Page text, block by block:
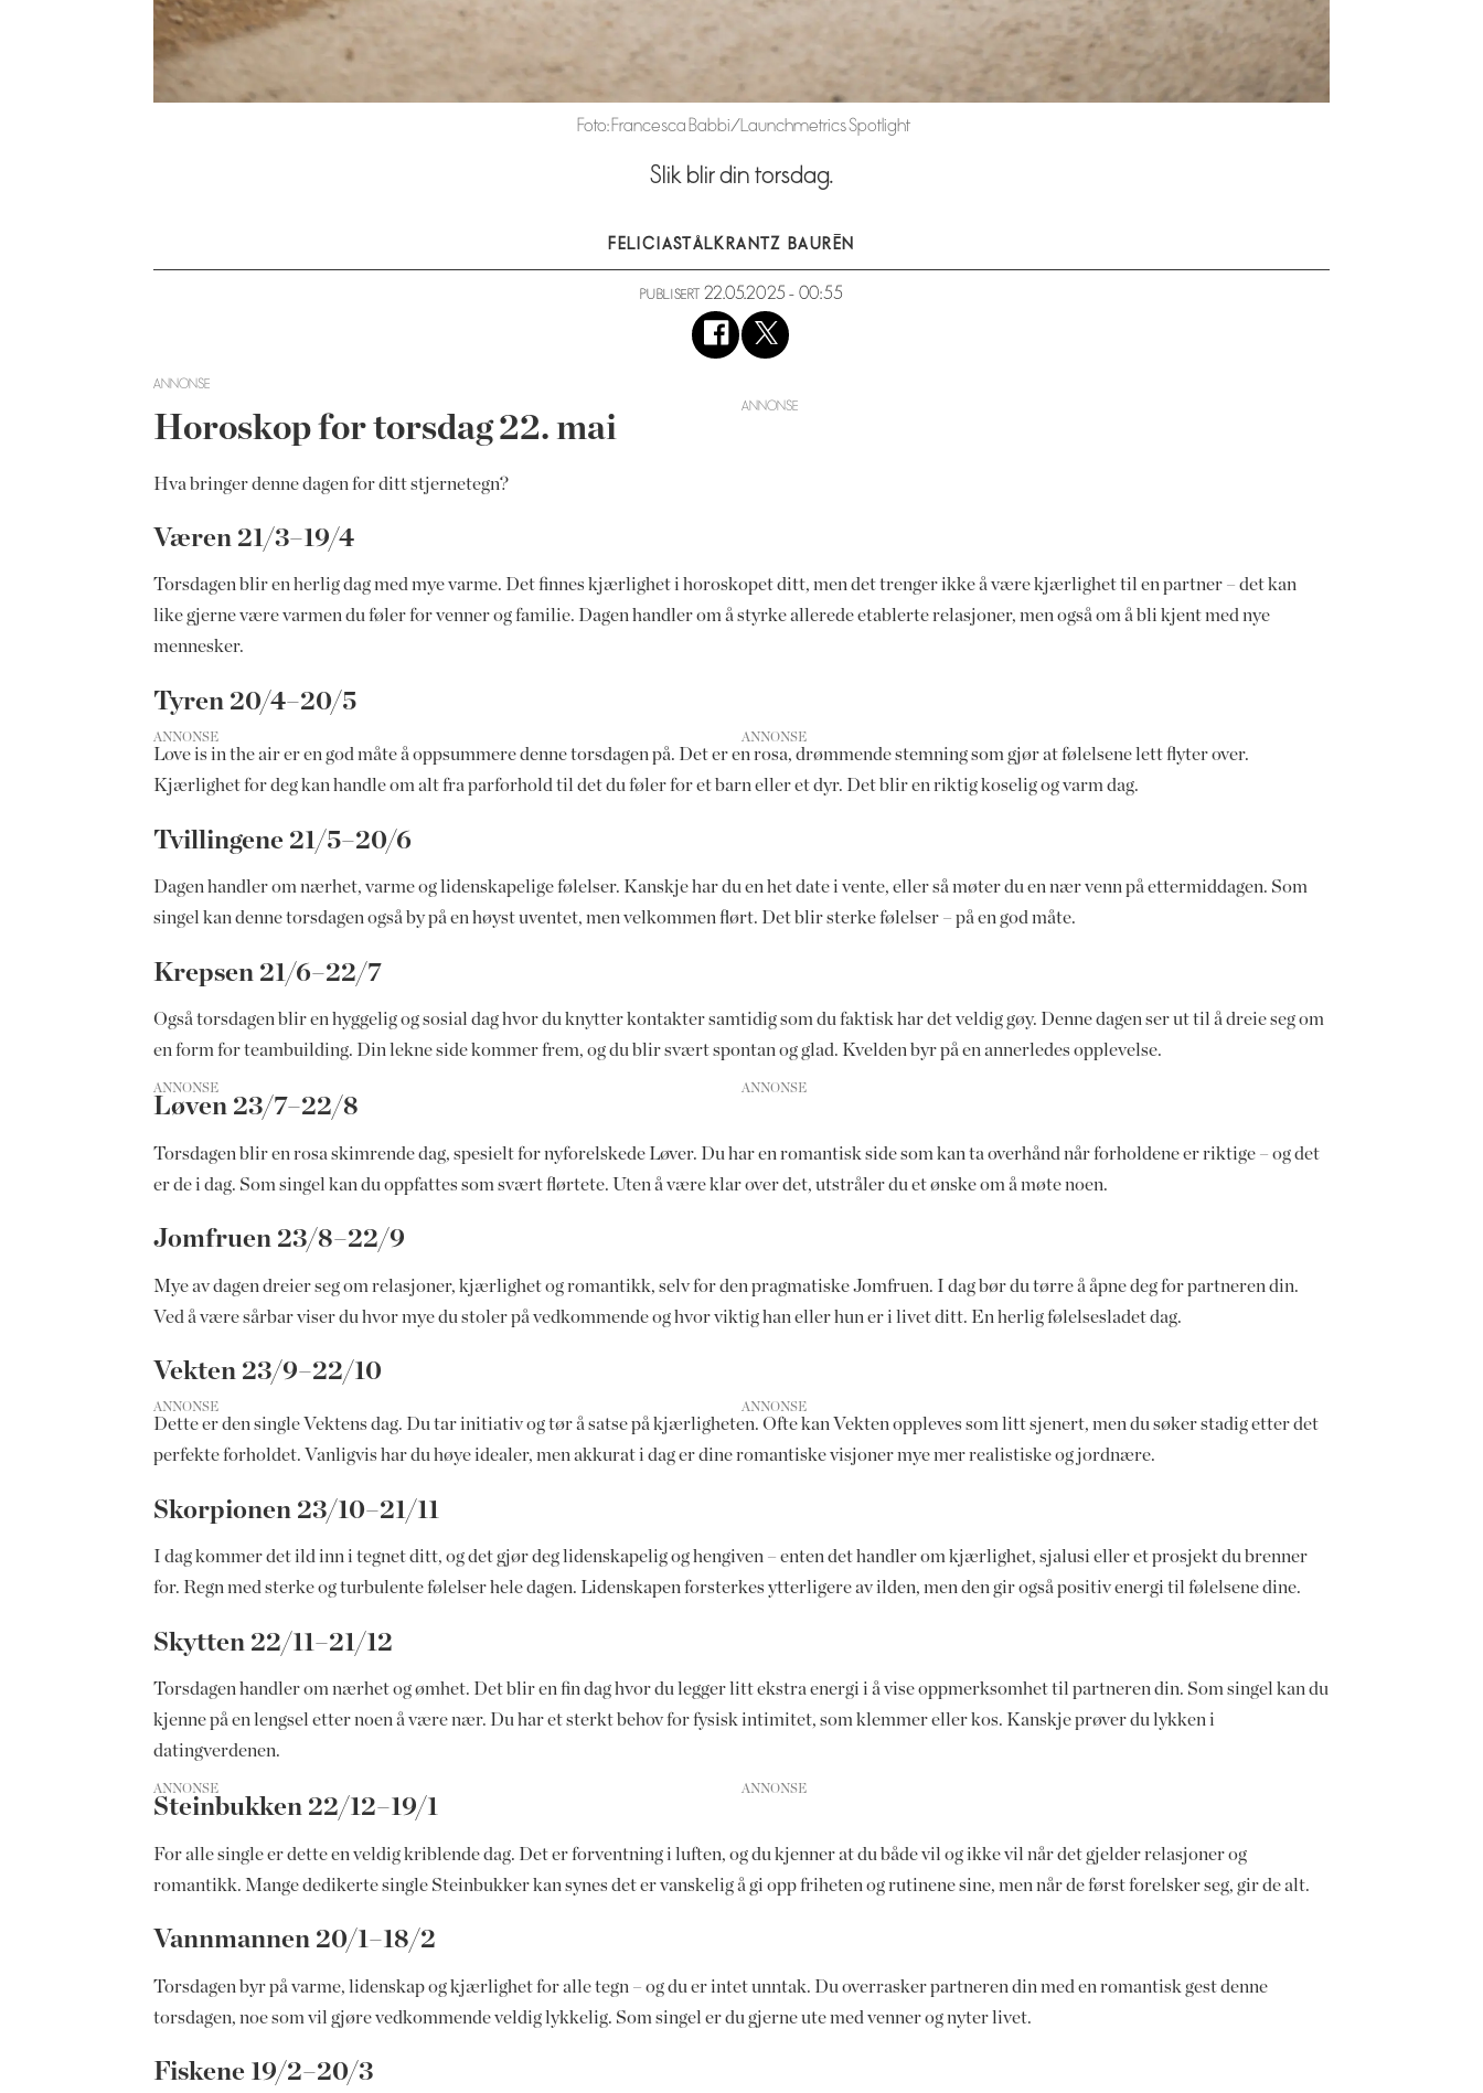
Foto: Francesca Babbi/Launchmetrics Spotlight
Slik blir din torsdag.
FELICIASTÅLKRANTZ BAURÉN
PUBLISERT 22.05.2025 - 00:55
ANNONSE
Horoskop for torsdag 22. mai
Hva bringer denne dagen for ditt stjernetegn?
Væren 21/3–19/4
Torsdagen blir en herlig dag med mye varme. Det finnes kjærlighet i horoskopet ditt, men det trenger ikke å være kjærlighet til en partner – det kan
like gjerne være varmen du føler for venner og familie. Dagen handler om å styrke allerede etablerte relasjoner, men også om å bli kjent med nye
mennesker.
Tyren 20/4–20/5
ANNONSE
Love is in the air er en god måte å oppsummere denne torsdagen på. Det er en rosa, drømmende stemning som gjør at følelsene lett flyter over.
Kjærlighet for deg kan handle om alt fra parforhold til det du føler for et barn eller et dyr. Det blir en riktig koselig og varm dag.
Tvillingene 21/5–20/6
Dagen handler om nærhet, varme og lidenskapelige følelser. Kanskje har du en het date i vente, eller så møter du en nær venn på ettermiddagen. Som
singel kan denne torsdagen også by på en høyst uventet, men velkommen flørt. Det blir sterke følelser – på en god måte.
Krepsen 21/6–22/7
Også torsdagen blir en hyggelig og sosial dag hvor du knytter kontakter samtidig som du faktisk har det veldig gøy. Denne dagen ser ut til å dreie seg om
en form for teambuilding. Din lekne side kommer frem, og du blir svært spontan og glad. Kvelden byr på en annerledes opplevelse.
ANNONSE
Løven 23/7–22/8
Torsdagen blir en rosa skimrende dag, spesielt for nyforelskede Løver. Du har en romantisk side som kan ta overhånd når forholdene er riktige – og det
er de i dag. Som singel kan du oppfattes som svært flørtete. Uten å være klar over det, utstråler du et ønske om å møte noen.
Jomfruen 23/8–22/9
Mye av dagen dreier seg om relasjoner, kjærlighet og romantikk, selv for den pragmatiske Jomfruen. I dag bør du tørre å åpne deg for partneren din.
Ved å være sårbar viser du hvor mye du stoler på vedkommende og hvor viktig han eller hun er i livet ditt. En herlig følelsesladet dag.
Vekten 23/9–22/10
ANNONSE
Dette er den single Vektens dag. Du tar initiativ og tør å satse på kjærligheten. Ofte kan Vekten oppleves som litt sjenert, men du søker stadig etter det
perfekte forholdet. Vanligvis har du høye idealer, men akkurat i dag er dine romantiske visjoner mye mer realistiske og jordnære.
Skorpionen 23/10–21/11
I dag kommer det ild inn i tegnet ditt, og det gjør deg lidenskapelig og hengiven – enten det handler om kjærlighet, sjalusi eller et prosjekt du brenner
for. Regn med sterke og turbulente følelser hele dagen. Lidenskapen forsterkes ytterligere av ilden, men den gir også positiv energi til følelsene dine.
Skytten 22/11–21/12
Torsdagen handler om nærhet og ømhet. Det blir en fin dag hvor du legger litt ekstra energi i å vise oppmerksomhet til partneren din. Som singel kan du
kjenne på en lengsel etter noen å være nær. Du har et sterkt behov for fysisk intimitet, som klemmer eller kos. Kanskje prøver du lykken i
datingverdenen.
ANNONSE
Steinbukken 22/12–19/1
For alle single er dette en veldig kriblende dag. Det er forventning i luften, og du kjenner at du både vil og ikke vil når det gjelder relasjoner og
romantikk. Mange dedikerte single Steinbukker kan synes det er vanskelig å gi opp friheten og rutinene sine, men når de først forelsker seg, gir de alt.
Vannmannen 20/1–18/2
Torsdagen byr på varme, lidenskap og kjærlighet for alle tegn – og du er intet unntak. Du overrasker partneren din med en romantisk gest denne
torsdagen, noe som vil gjøre vedkommende veldig lykkelig. Som singel er du gjerne ute med venner og nyter livet.
Fiskene 19/2–20/3